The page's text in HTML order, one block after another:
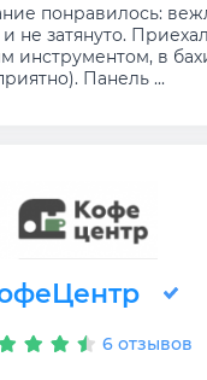
понравилось:
не затянуто.
инструментом, в
Панель ...
6 отзывов